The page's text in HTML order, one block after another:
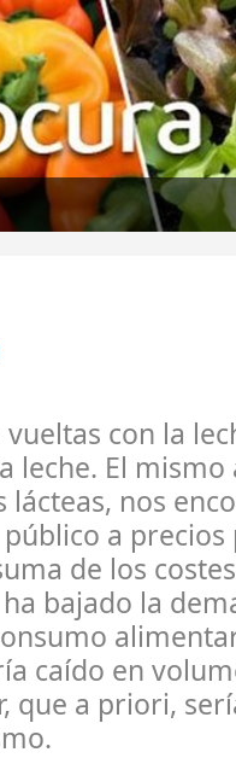
con la
leche. El mismo
nos
a
de los
bajado la
caído en
que a priori,